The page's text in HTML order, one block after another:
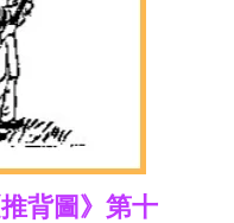
背圖》第十